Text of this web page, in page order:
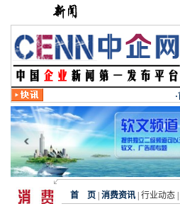
首 页 消费资讯 行业动态